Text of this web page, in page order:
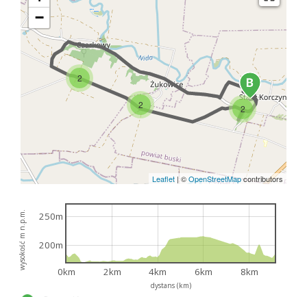
2
2
2
−
Leaflet |©OpenStreetMapcontributors
dystans (km)
wysokość m n.p.m.
0km 2km 4km 6km 8km
200m
250m